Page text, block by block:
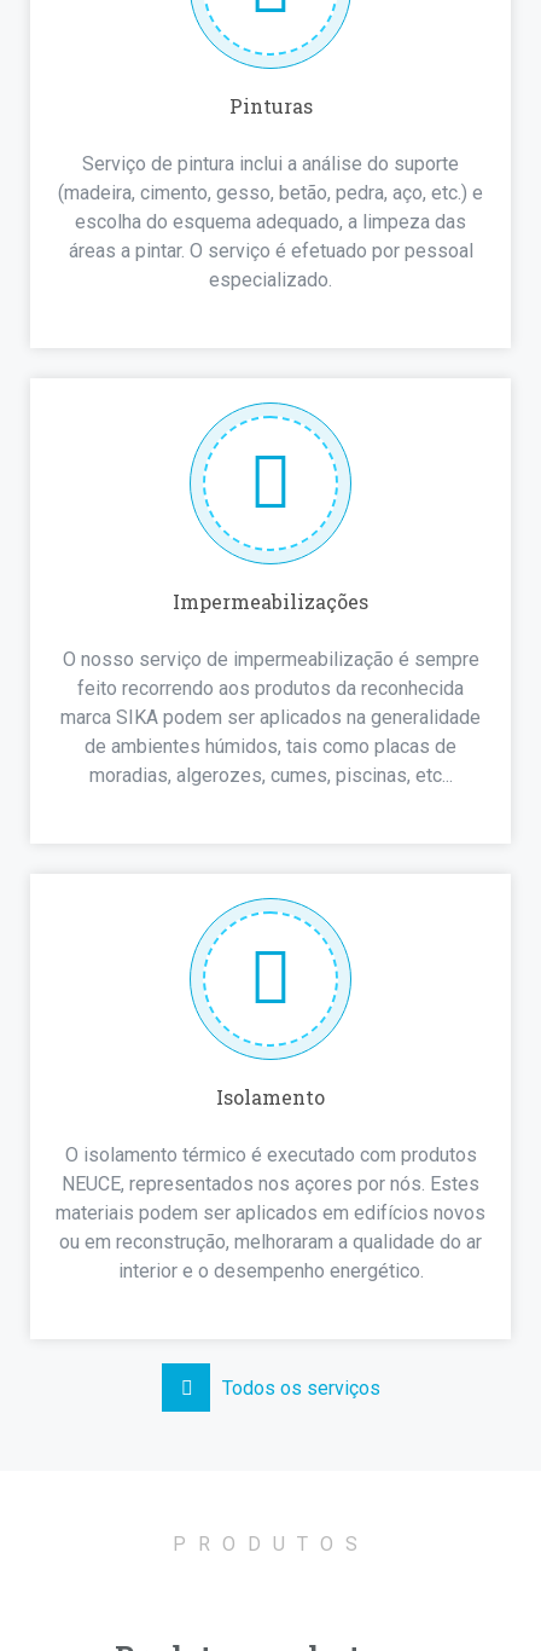
Pinturas
Serviço de pintura inclui a análise do suporte
(madeira, cimento, gesso, betão, pedra, aço, etc.) e
escolha do esquema adequado, a limpeza das
áreas a pintar. O serviço é efetuado por pessoal
especializado.
Impermeabilizações
O nosso serviço de impermeabilização é sempre
feito recorrendo aos produtos da reconhecida
marca SIKA podem ser aplicados na generalidade
de ambientes húmidos, tais como placas de
moradias, algerozes, cumes, piscinas, etc...
Isolamento
O isolamento térmico é executado com produtos
NEUCE, representados nos açores por nós. Estes
materiais podem ser aplicados em edifícios novos
ou em reconstrução, melhoraram a qualidade do ar
interior e o desempenho energético.
Todos os serviços
PRODUTOS